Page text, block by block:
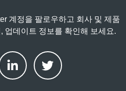
계정을 팔로우하고 회사 및 제품
업데이트 정보를 확인해 보세요.